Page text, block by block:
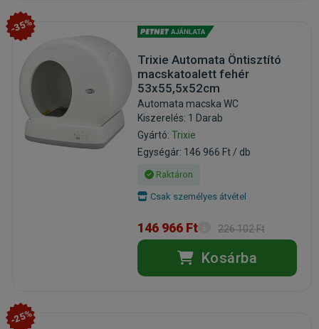
-35%
Trixie Automata Öntisztító
macskatoalett fehér
53x55,5x52cm
Automata macska WC
Kiszerelés: 1 Darab
Gyártó: Trixie
Egységár: 146 966 Ft / db
Raktáron
Csak személyes átvétel
146 966 Ft 226 102 Ft
Kosárba
-25%